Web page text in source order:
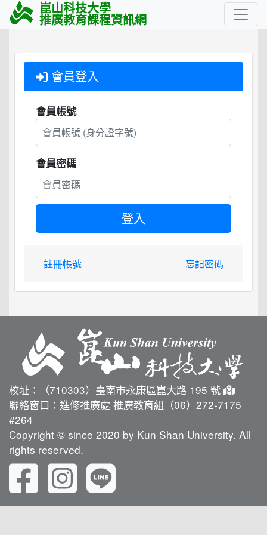
崑山科技大學
推廣教育課程資訊網
會員登入
會員帳號
會員密碼
註冊帳號 忘記密碼
校址：（710303）臺南市永康區崑大路 195 號
聯絡窗口：進修推廣處 推廣教育組（06）272-7175
#264
Copyright © since 2020 by Kun Shan University. All
rights reserved.